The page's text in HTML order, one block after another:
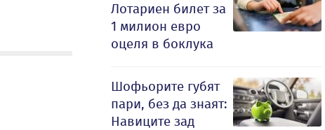
Лотариен билет за
1 милион евро
оцеля в боклука
Шофьорите губят
пари, без да знаят:
Навиците зад